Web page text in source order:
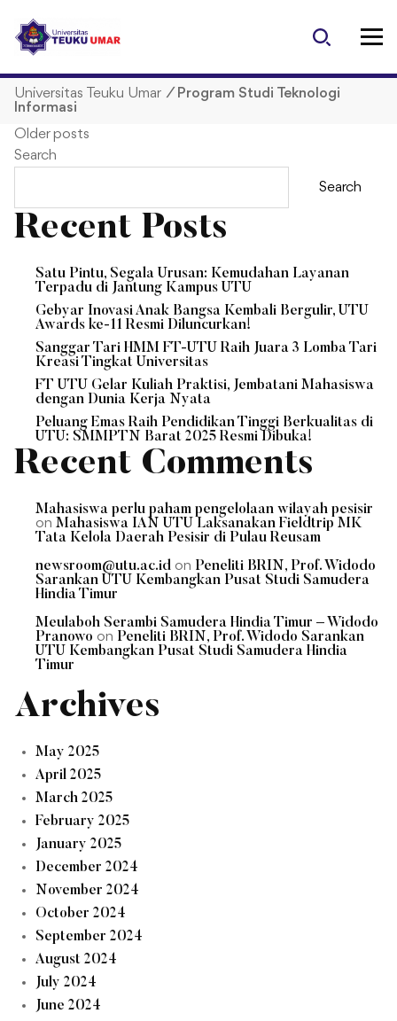
p
Universitas Teuku Umar / Program Studi Teknologi
Informasi
P
s
v
i
o
Older posts
Search
Search
Recent Posts
Satu Pintu, Segala Urusan: Kemudahan Layanan
Terpadu di Jantung Kampus UTU
Gebyar Inovasi Anak Bangsa Kembali Bergulir, UTU
Awards ke-11 Resmi Diluncurkan!
Sanggar Tari HMM FT-UTU Raih Juara 3 Lomba Tari
Kreasi Tingkat Universitas
FT UTU Gelar Kuliah Praktisi, Jembatani Mahasiswa
dengan Dunia Kerja Nyata
Peluang Emas Raih Pendidikan Tinggi Berkualitas di
UTU: SMMPTN Barat 2025 Resmi Dibuka!
Recent Comments
Mahasiswa perlu paham pengelolaan wilayah pesisir
on Mahasiswa IAN UTU Laksanakan Fieldtrip MK
Tata Kelola Daerah Pesisir di Pulau Reusam
newsroom@utu.ac.id on Peneliti BRIN, Prof. Widodo
Sarankan UTU Kembangkan Pusat Studi Samudera
Hindia Timur
Meulaboh Serambi Samudera Hindia Timur – Widodo
Pranowo on Peneliti BRIN, Prof. Widodo Sarankan
UTU Kembangkan Pusat Studi Samudera Hindia
Timur
Archives
May 2025
April 2025
March 2025
February 2025
January 2025
December 2024
November 2024
October 2024
September 2024
August 2024
July 2024
June 2024